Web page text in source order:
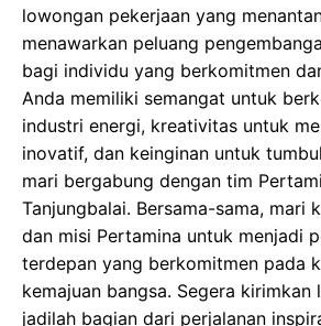
lowongan pekerjaan yang
menawarkan peluang
bagi individu yang berkomitmen
Anda memiliki semangat untuk
industri energi, kreativitas untuk
inovatif, dan keinginan untuk
mari bergabung dengan tim
Tanjungbalai. Bersama-sama, mari
dan misi Pertamina untuk menjadi
terdepan yang berkomitmen pada
kemajuan bangsa. Segera kirimkan
jadilah bagian dari perjalanan